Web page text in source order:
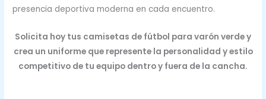
presencia deportiva moderna en cada encuentro.
Solicita hoy tus camisetas de fútbol para varón verde y
crea un uniforme que represente la personalidad y estilo
competitivo de tu equipo dentro y fuera de la cancha.